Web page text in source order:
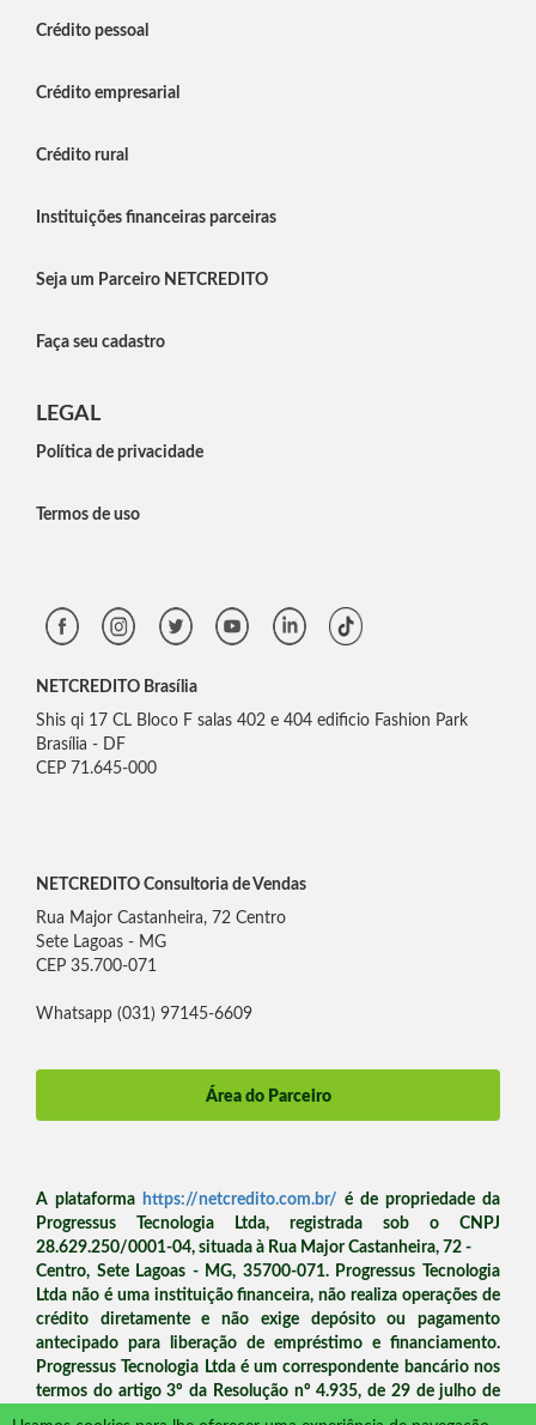
Crédito pessoal
Crédito empresarial
Crédito rural
Instituições financeiras parceiras
Seja um Parceiro NETCREDITO
Faça seu cadastro
LEGAL
Política de privacidade
Termos de uso
NETCREDITO Brasília
Shis qi 17 CL Bloco F salas 402 e 404 edificio Fashion Park
Brasília - DF
CEP 71.645-000
NETCREDITO Consultoria de Vendas
Rua Major Castanheira, 72 Centro
Sete Lagoas - MG
CEP 35.700-071
Whatsapp (031) 97145-6609
Área do Parceiro
A plataforma https://netcredito.com.br/ é de propriedade da
Progressus Tecnologia Ltda, registrada sob o CNPJ
28.629.250/0001-04, situada à Rua Major Castanheira, 72 -
Centro, Sete Lagoas - MG, 35700-071. Progressus Tecnologia
Ltda não é uma instituição financeira, não realiza operações de
crédito diretamente e não exige depósito ou pagamento
antecipado para liberação de empréstimo e financiamento.
Progressus Tecnologia Ltda é um correspondente bancário nos
termos do artigo 3º da Resolução nº 4.935, de 29 de julho de
2021 do Banco Central. Dúvidas e contato: